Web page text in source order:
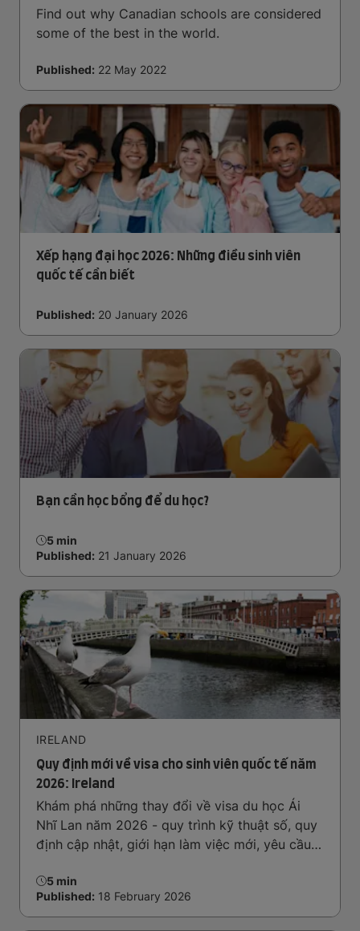
Find out why Canadian schools are considered
some of the best in the world.
Published: 22 May 2022
Xếp hạng đại học 2026: Những điều sinh viên
quốc tế cần biết
Published: 20 January 2026
Bạn cần học bổng để du học?
5 min
Published: 21 January 2026
IRELAND
Quy định mới về visa cho sinh viên quốc tế năm
2026: Ireland
Khám phá những thay đổi về visa du học Ái
Nhĩ Lan năm 2026 - quy trình kỹ thuật số, quy
định cập nhật, giới hạn làm việc mới, yêu cầu
để lập kế hoạch cho hành trình du học của bạn
một cách tự tin.
5 min
Published: 18 February 2026